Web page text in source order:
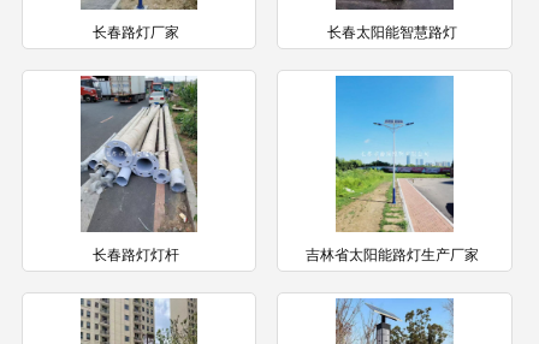
长春路灯厂家 长春太阳能智慧路灯
长春路灯灯杆 吉林省太阳能路灯生产厂家